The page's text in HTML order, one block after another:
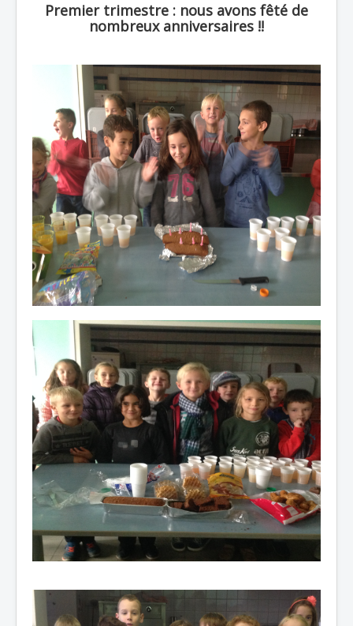
Premier trimestre : nous avons fêté de
nombreux anniversaires !!